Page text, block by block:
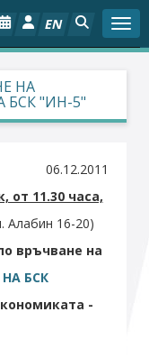
EN
НА
"ИН-5"
06.12.2011
от 11.30 часа,
Алабин 16-20)
връчване на
БСК
-